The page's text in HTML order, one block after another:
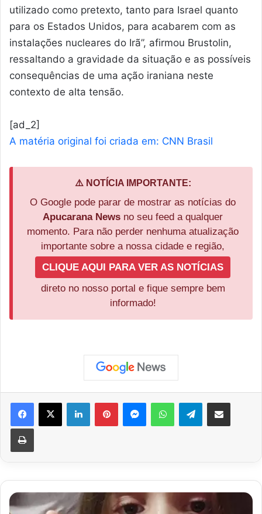
utilizado como pretexto, tanto para Israel quanto
para os Estados Unidos, para acabarem com as
instalações nucleares do Irã”, afirmou Brustolin,
ressaltando a gravidade da situação e as possíveis
consequências de uma ação iraniana neste
contexto de alta tensão.
[ad_2]
A matéria original foi criada em: CNN Brasil
⚠️ NOTÍCIA IMPORTANTE:
O Google pode parar de mostrar as notícias do
Apucarana News no seu feed a qualquer
momento. Para não perder nenhuma atualização
importante sobre a nossa cidade e região,
CLIQUE AQUI PARA VER AS NOTÍCIAS
direto no nosso portal e fique sempre bem
informado!
Facebook
X LinkedinPinterestMessengerWhatsAppTelegramCompartilhar via e-mail
Imprimir
Menina
de